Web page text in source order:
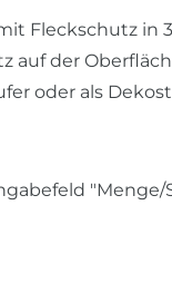
Fleckschutz in
auf der
oder als
"Menge/